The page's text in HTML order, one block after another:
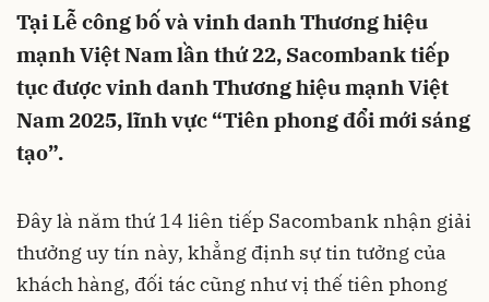
Tại Lễ công bố và vinh danh Thương hiệu
mạnh Việt Nam lần thứ 22, Sacombank tiếp
tục được vinh danh Thương hiệu mạnh Việt
Nam 2025, lĩnh vực “Tiên phong đổi mới sáng
tạo”.
Đây là năm thứ 14 liên tiếp Sacombank nhận giải
thưởng uy tín này, khẳng định sự tin tưởng của
khách hàng, đối tác cũng như vị thế tiên phong
Hủy